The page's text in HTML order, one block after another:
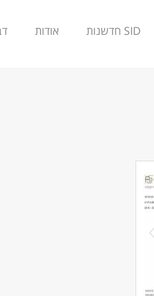
SID חדשנות אודות